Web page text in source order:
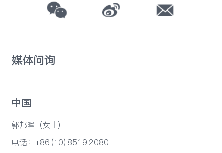
媒体问询
中国
郭邦晖（女士）
电话：+86 (10) 8519 2080